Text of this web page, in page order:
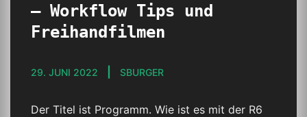
– Workflow Tips und
Freihandfilmen
29. JUNI 2022 SBURGER
Der Titel ist Programm. Wie ist es mit der R6